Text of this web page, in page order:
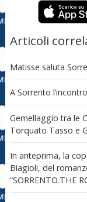
Articoli
Matisse saluta
A Sorrento
Gemellaggio tra le
Torquato Tasso e
In anteprima, la
Biagioli, del
“SORRENTO.THE